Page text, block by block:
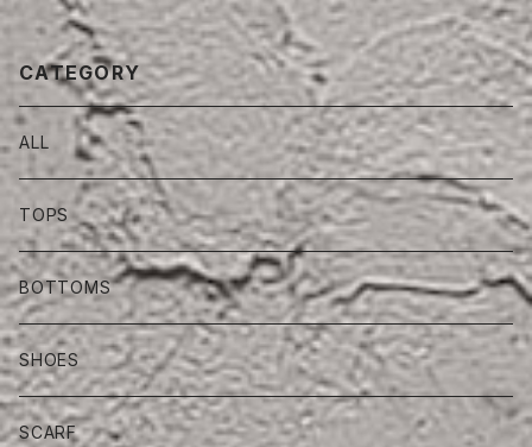
CATEGORY
ALL
TOPS
BOTTOMS
SHOES
SCARF